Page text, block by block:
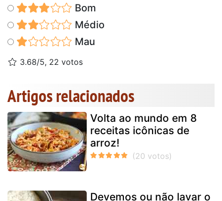
Bom
Médio
Mau
3.68/5, 22 votos
Artigos relacionados
Volta ao mundo em 8
receitas icônicas de
arroz!
Devemos ou não lavar o